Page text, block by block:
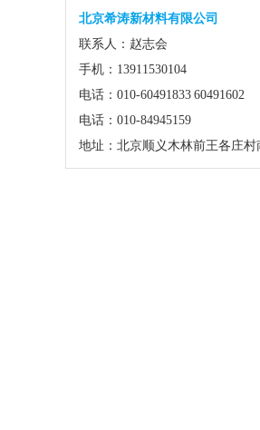
北京希涛新材料有限公司
联系人：赵志会
手机：13911530104
电话：010-60491833 60491602
电话：010-84945159
地址：北京顺义木林前王各庄村